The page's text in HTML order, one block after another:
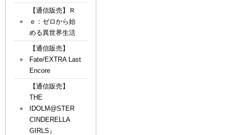
【通信販売】Ｒ
ｅ：ゼロから始
める異世界生活
【通信販売】
Fate/EXTRA Last
Encore
【通信販売】
THE
IDOLM@STER
CINDERELLA
GIRLS』